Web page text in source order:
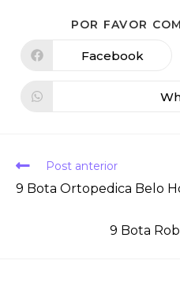
POR FAVOR
Facebook
Post anterior
9 Bota Ortopedica Belo
9 Bota